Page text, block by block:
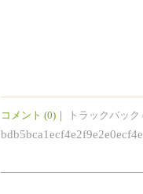
コメント (0) ｜ トラックバック